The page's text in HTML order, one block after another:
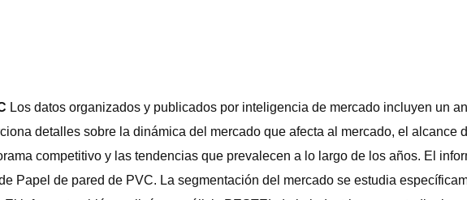
Los datos organizados y publicados por inteligencia de mercado incluyen un
detalles sobre la dinámica del mercado que afecta al mercado, el
competitivo y las tendencias que prevalecen a lo largo de los años. El
Papel de pared de PVC. La segmentación del mercado se estudia